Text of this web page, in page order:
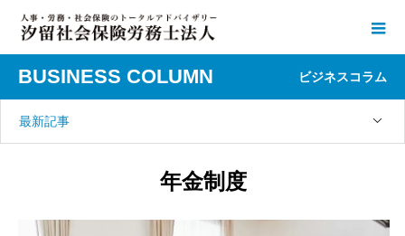
BUSINESS COLUMN ビジネスコラム
最新記事
年金制度